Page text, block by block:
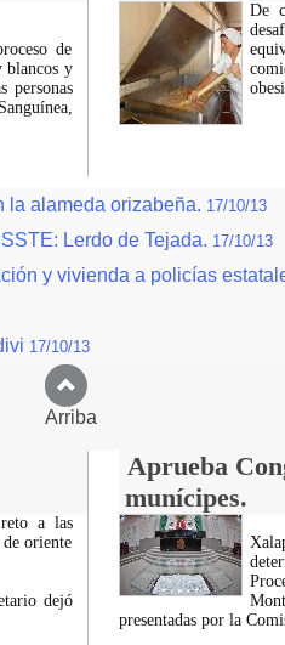
de
blancos y
personas
De
la alameda orizabeña. 17/10/13
Lerdo de Tejada. 17/10/13
y vivienda a policías
17/10/13
Arriba
Aprueba
munícipes.
a las
oriente
dejó
presentadas por la